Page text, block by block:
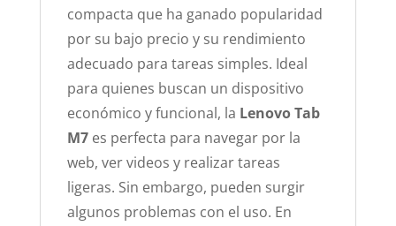
compacta que ha ganado popularidad
por su bajo precio y su rendimiento
adecuado para tareas simples. Ideal
para quienes buscan un dispositivo
económico y funcional, la Lenovo Tab
M7es perfecta para navegar por la
web, ver videos y realizar tareas
ligeras. Sin embargo, pueden surgir
algunos problemas con el uso. En